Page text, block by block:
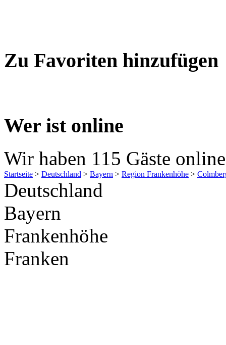
Zu Favoriten hinzufügen
Wer ist online
Wir haben 115 Gäste online
Startseite > Deutschland > Bayern > Region Frankenhöhe >
Deutschland
Bayern
Frankenhöhe
Franken